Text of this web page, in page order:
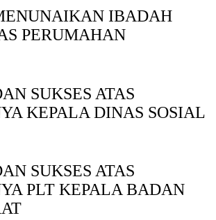
IBADAH
PERUMAHAN
SUKSES ATAS
KEPALA DINAS SOSIAL
SUKSES ATAS
PLT KEPALA BADAN